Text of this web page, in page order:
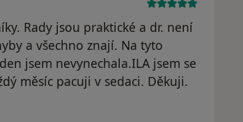
Rady jsou praktické a dr. není
a všechno znají. Na tyto
jsem nevynechala.ILA jsem se
měsíc pacuji v sedaci. Děkuji.